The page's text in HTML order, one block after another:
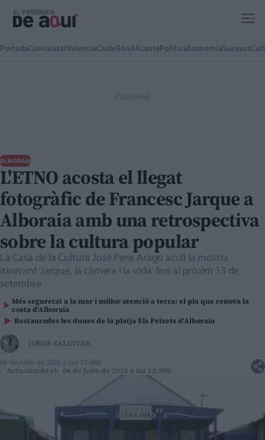
PortadaComunitatValenciaCastellónAlicante Política EconomíaSucesos
ALBORAIA
L'ETNO acosta el llegat
fotogràfic de Francesc Jarque a
Alboraia amb una retrospectiva
sobre la cultura popular
La Casa de la Cultura José Peris Aragó acull la mostra
itinerant 'Jarque, la càmera i la vida' fins al pròxim 13 de
setembre
Més seguretat a la mar i millor atenció a terra: el pla que renova la
costa d'Alboraia
Restaurades les dunes de la platja Els Peixets d'Alboraia
JORGE ZALDIVAR
06 de julio de 2026 a las 12:58h
Actualizado el: 06 de julio de 2026 a las 12:59h